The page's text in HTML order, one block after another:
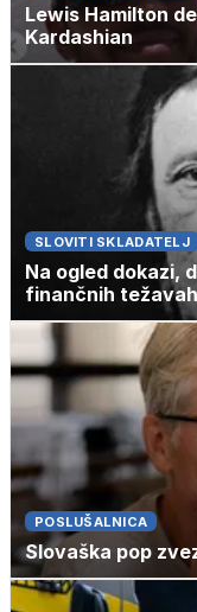
Lewis Hamilton
Kardashian
SLOVITI SKLADATELJ
Na ogled dokazi,
finančnih težavah
POSLUŠALNICA
Slovaška pop